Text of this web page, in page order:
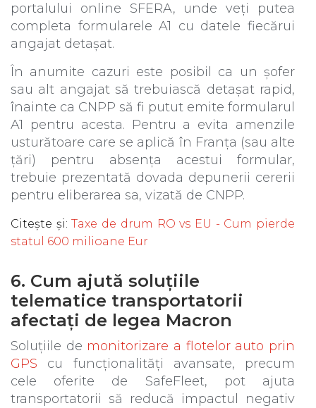
portalului online SFERA, unde veți putea
completa formularele A1 cu datele fiecărui
angajat detașat.
În anumite cazuri este posibil ca un șofer
sau alt angajat să trebuiască detașat rapid,
înainte ca CNPP să fi putut emite formularul
A1 pentru acesta. Pentru a evita amenzile
usturătoare care se aplică în Franța (sau alte
țări) pentru absența acestui formular,
trebuie prezentată dovada depunerii cererii
pentru eliberarea sa, vizată de CNPP.
Citește și:Taxe de drum RO vs EU - Cum pierde
statul 600 milioane Eur
6. Cum ajută soluțiile
telematice transportatorii
afectați de legea Macron
Soluțiile de monitorizare a flotelor auto prin
GPS cu funcționalități avansate, precum
cele oferite de SafeFleet, pot ajuta
transportatorii să reducă impactul negativ